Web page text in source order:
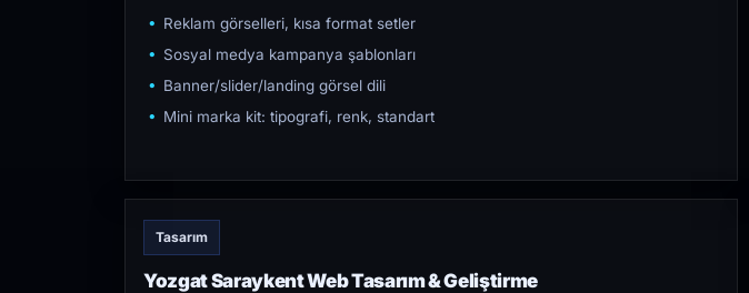
Reklam görselleri, kısa format setler
Sosyal medya kampanya şablonları
Banner/slider/landing görsel dili
Mini marka kit: tipografi, renk, standart
Tasarım
Yozgat Saraykent Web Tasarım & Geliştirme